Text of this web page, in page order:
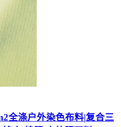
全涤户外染色布料|复合三